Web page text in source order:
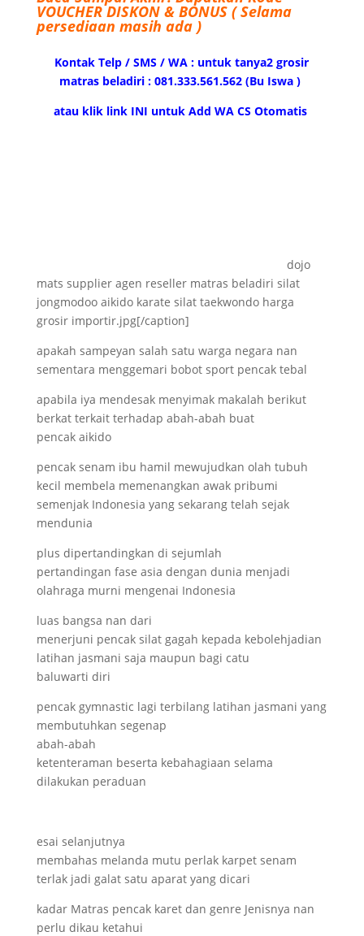
VOUCHER DISKON & BONUS ( Selama
persediaan masih ada )
Kontak Telp / SMS / WA : untuk tanya2 grosir
matras beladiri : 081.333.561.562 (Bu Iswa )
atau klik link INI untuk Add WA CS Otomatis
dojo
mats supplier agen reseller matras beladiri silat
jongmodoo aikido karate silat taekwondo harga
grosir importir.jpg[/caption]
apakah sampeyan salah satu warga negara nan
sementara menggemari bobot sport pencak tebal
apabila iya mendesak menyimak makalah berikut
berkat terkait terhadap abah-abah buat
pencak aikido
pencak senam ibu hamil mewujudkan olah tubuh
kecil membela memenangkan awak pribumi
semenjak Indonesia yang sekarang telah sejak
mendunia
plus dipertandingkan di sejumlah
pertandingan fase asia dengan dunia menjadi
olahraga murni mengenai Indonesia
luas bangsa nan dari
menerjuni pencak silat gagah kepada kebolehjadian
latihan jasmani saja maupun bagi catu
baluwarti diri
pencak gymnastic lagi terbilang latihan jasmani yang
membutuhkan segenap
abah-abah
ketenteraman beserta kebahagiaan selama
dilakukan peraduan
esai selanjutnya
membahas melanda mutu perlak karpet senam
terlak jadi galat satu aparat yang dicari
kadar Matras pencak karet dan genre Jenisnya nan
perlu dikau ketahui